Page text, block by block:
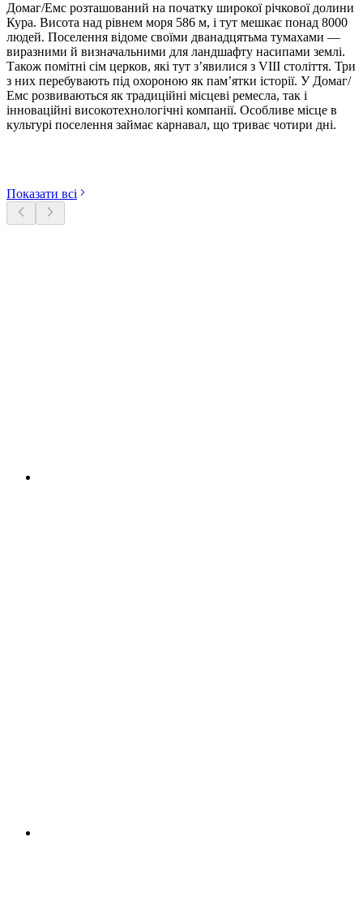
Домаг/Емс розташований на початку широкої річкової долини
Кура. Висота над рівнем моря 586 м, і тут мешкає понад 8000
людей. Поселення відоме своїми дванадцятьма тумахами —
виразними й визначальними для ландшафту насипами землі.
Також помітні сім церков, які тут з’явилися з VIII століття. Три
з них перебувають під охороною як пам’ятки історії. У Домаг/
Емс розвиваються як традиційні місцеві ремесла, так і
інноваційні високотехнологічні компанії. Особливе місце в
культурі поселення займає карнавал, що триває чотири дні.
Показати всі